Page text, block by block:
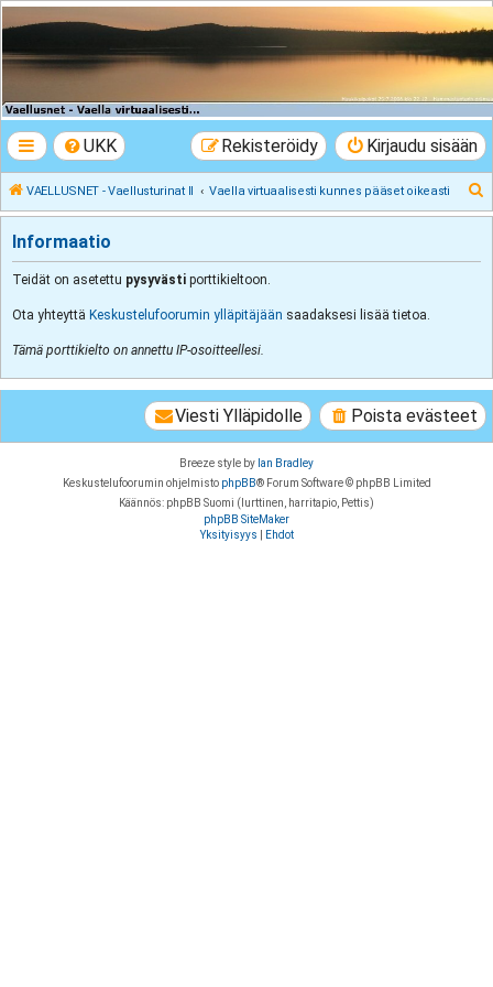
VAELLUSNET -
Vaellusturinat II
UKK Kirjaudu sisään
Rekisteröidy
VAELLUSNET - Vaellusturinat II Vaella virtuaalisesti kunnes pääset oikeasti
t
Informaatio
Teidät on asetettu pysyvästi porttikieltoon.
Ota yhteyttä Keskustelufoorumin ylläpitäjään saadaksesi lisää tietoa.
Tämä porttikielto on annettu IP-osoitteellesi.
Poista evästeet
Viesti Ylläpidolle
Breeze style by Ian Bradley
Keskustelufoorumin ohjelmisto phpBB® Forum Software © phpBB Limited
Käännös: phpBB Suomi (lurttinen, harritapio, Pettis)
phpBB SiteMaker
Yksityisyys
Ehdot